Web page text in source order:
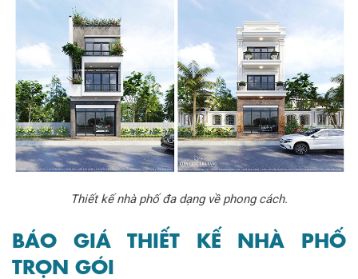
Thiết kế nhà phố đa dạng về phong cách.
BÁO GIÁ THIẾT KẾ NHÀ PHỐ
TRỌN GÓI